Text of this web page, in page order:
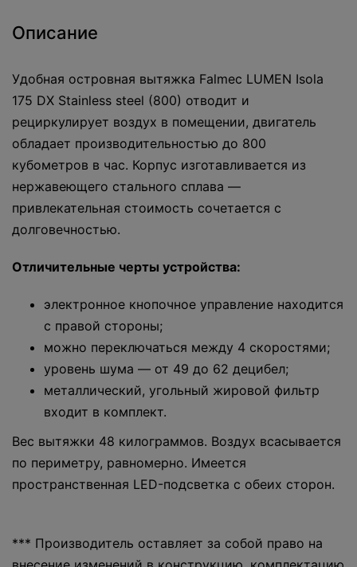
Описание
Удобная островная вытяжка Falmec LUMEN Isola
175 DX Stainless steel (800) отводит и
рециркулирует воздух в помещении, двигатель
обладает производительностью до 800
кубометров в час. Корпус изготавливается из
нержавеющего стального сплава —
привлекательная стоимость сочетается с
долговечностью.
Отличительные черты устройства:
электронное кнопочное управление находится
с правой стороны;
можно переключаться между 4 скоростями;
уровень шума — от 49 до 62 децибел;
металлический, угольный жировой фильтр
входит в комплект.
Вес вытяжки 48 килограммов. Воздух всасывается
по периметру, равномерно. Имеется
пространственная LED-подсветка с обеих сторон.
*** Производитель оставляет за собой право на